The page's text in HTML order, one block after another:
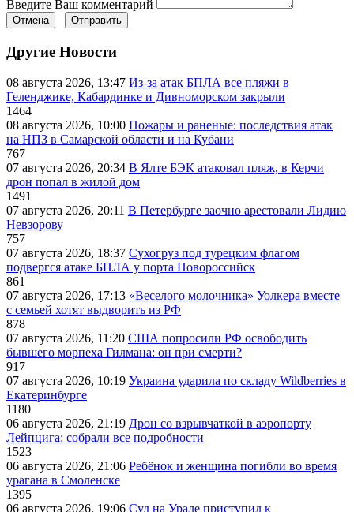
Введите Ваш комментарий
Отмена Отправить
Другие Новости
08 августа 2026, 13:47 Из-за атак БПЛА все пляжи в
Геленджике, Кабардинке и Дивноморском закрыли
1464
08 августа 2026, 10:00 Пожары и раненые: последствия атак
на НПЗ в Самарской области и на Кубани
767
07 августа 2026, 20:34 В Ялте БЭК атаковал пляж, в Керчи
дрон попал в жилой дом
1491
07 августа 2026, 20:11 В Петербурге заочно арестовали Лидию
Невзорову
757
07 августа 2026, 18:37 Сухогруз под турецким флагом
подвергся атаке БПЛА у порта Новороссийск
861
07 августа 2026, 17:13 «Веселого молочника» Уолкера вместе
с семьей хотят выдворить из РФ
878
07 августа 2026, 11:20 США попросили РФ освободить
бывшего морпеха Гилмана: он при смерти?
917
07 августа 2026, 10:19 Украина ударила по складу Wildberries в
Екатеринбурге
1180
06 августа 2026, 21:19 Дрон со взрывчаткой в аэропорту
Лейпцига: собрали все подробности
1523
06 августа 2026, 21:06 Ребёнок и женщина погибли во время
урагана в Смоленске
1395
06 августа 2026, 19:06 Суд на Урале приступил к